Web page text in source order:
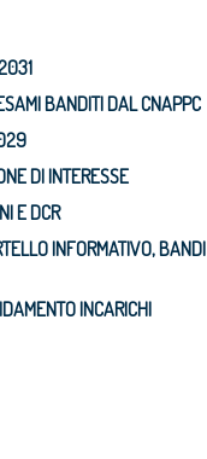
BANDITI DAL CNAPPC
DI INTERESSE
E DCR
INFORMATIVO, BANDI
INCARICHI